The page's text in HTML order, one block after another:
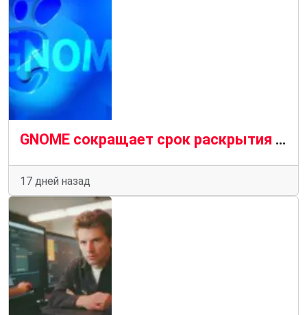
GNOME сокращает срок раскрытия информации о безопасности с 90 до 30 дней.
17 дней назад